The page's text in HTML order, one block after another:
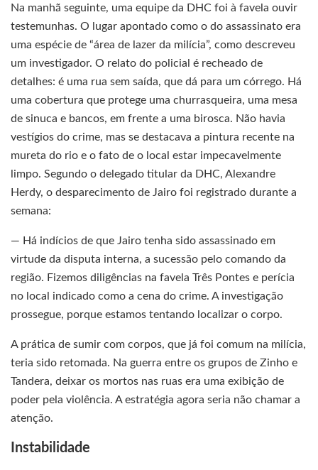
Na manhã seguinte, uma equipe da DHC foi à favela ouvir
testemunhas. O lugar apontado como o do assassinato era
uma espécie de “área de lazer da milícia”, como descreveu
um investigador. O relato do policial é recheado de
detalhes: é uma rua sem saída, que dá para um córrego. Há
uma cobertura que protege uma churrasqueira, uma mesa
de sinuca e bancos, em frente a uma birosca. Não havia
vestígios do crime, mas se destacava a pintura recente na
mureta do rio e o fato de o local estar impecavelmente
limpo. Segundo o delegado titular da DHC, Alexandre
Herdy, o desparecimento de Jairo foi registrado durante a
semana:
— Há indícios de que Jairo tenha sido assassinado em
virtude da disputa interna, a sucessão pelo comando da
região. Fizemos diligências na favela Três Pontes e perícia
no local indicado como a cena do crime. A investigação
prossegue, porque estamos tentando localizar o corpo.
A prática de sumir com corpos, que já foi comum na milícia,
teria sido retomada. Na guerra entre os grupos de Zinho e
Tandera, deixar os mortos nas ruas era uma exibição de
poder pela violência. A estratégia agora seria não chamar a
atenção.
Instabilidade